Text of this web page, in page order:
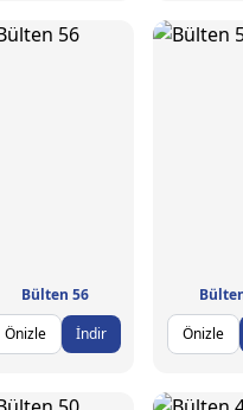
Bülten 56
Önizle
İndir
Önizle